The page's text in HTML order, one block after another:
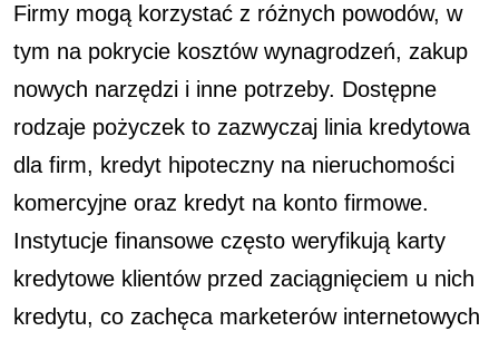
Firmy mogą korzystać z różnych powodów, w
tym na pokrycie kosztów wynagrodzeń, zakup
nowych narzędzi i inne potrzeby. Dostępne
rodzaje pożyczek to zazwyczaj linia kredytowa
dla firm, kredyt hipoteczny na nieruchomości
komercyjne oraz kredyt na konto firmowe.
Instytucje finansowe często weryfikują karty
kredytowe klientów przed zaciągnięciem u nich
kredytu, co zachęca marketerów internetowych